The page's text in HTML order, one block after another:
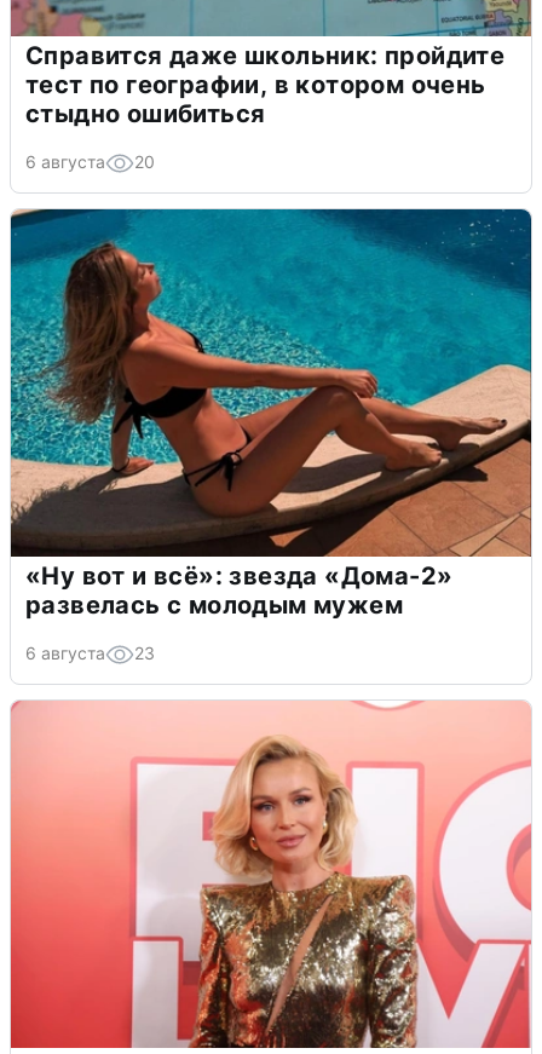
Справится даже школьник: пройдите
тест по географии, в котором очень
стыдно ошибиться
6 августа 20
«Ну вот и всё»: звезда «Дома-2»
развелась с молодым мужем
6 августа 23